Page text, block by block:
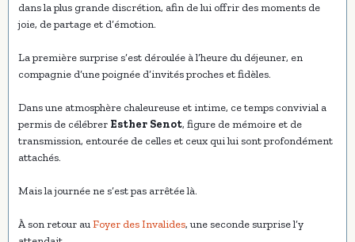
dans la plus grande discrétion, afin de lui offrir des moments de
joie, de partage et d’émotion.
La première surprise s’est déroulée à l’heure du déjeuner, en
compagnie d’une poignée d’invités proches et fidèles.
Dans une atmosphère chaleureuse et intime, ce temps convivial a
permis de célébrer Esther Senot, figure de mémoire et de
transmission, entourée de celles et ceux qui lui sont profondément
attachés.
Mais la journée ne s’est pas arrêtée là.
À son retour auFoyer des Invalides, une seconde surprise l’y